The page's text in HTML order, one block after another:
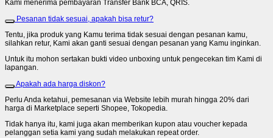
Kami menerima pembayaran Transfer Bank BCA, QRIS.
Pesanan tidak sesuai, apakah bisa retur?
Tentu, jika produk yang Kamu terima tidak sesuai dengan pesanan kamu,
silahkan retur, Kami akan ganti sesuai dengan pesanan yang Kamu inginkan.
Untuk itu mohon sertakan bukti video unboxing untuk pengecekan tim Kami di
lapangan.
Apakah ada harga diskon?
Perlu Anda ketahui, pemesanan via Website lebih murah hingga 20% dari
harga di Marketplace seperti Shopee, Tokopedia.
Tidak hanya itu, kami juga akan memberikan kupon atau voucher kepada
pelanggan setia kami yang sudah melakukan repeat order.